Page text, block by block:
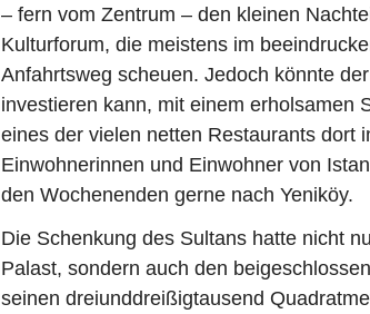
– fern vom Zentrum – den kleinen
Kulturforum, die meistens im
Anfahrtsweg scheuen. Jedoch könnte
investieren kann, mit einem erholsamen
eines der vielen netten Restaurants dort
Einwohnerinnen und Einwohner von
den Wochenenden gerne nach Yeniköy.
Die Schenkung des Sultans hatte nicht
Palast, sondern auch den
seinen dreiunddreißigtausend